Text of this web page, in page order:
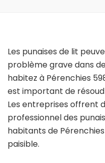
Les punaises de lit
problème grave dans
habitez à Pérenchies
est important de
Les entreprises offrent
professionnel des
habitants de
paisible.